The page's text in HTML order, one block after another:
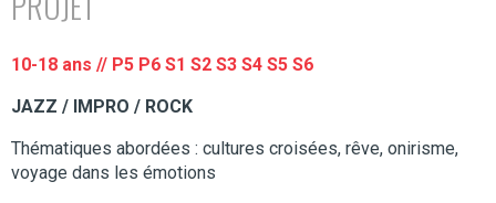
10-18 ans // P5 P6 S1 S2 S3 S4 S5 S6
JAZZ / IMPRO / ROCK
Thématiques abordées : cultures croisées, rêve, onirisme,
voyage dans les émotions